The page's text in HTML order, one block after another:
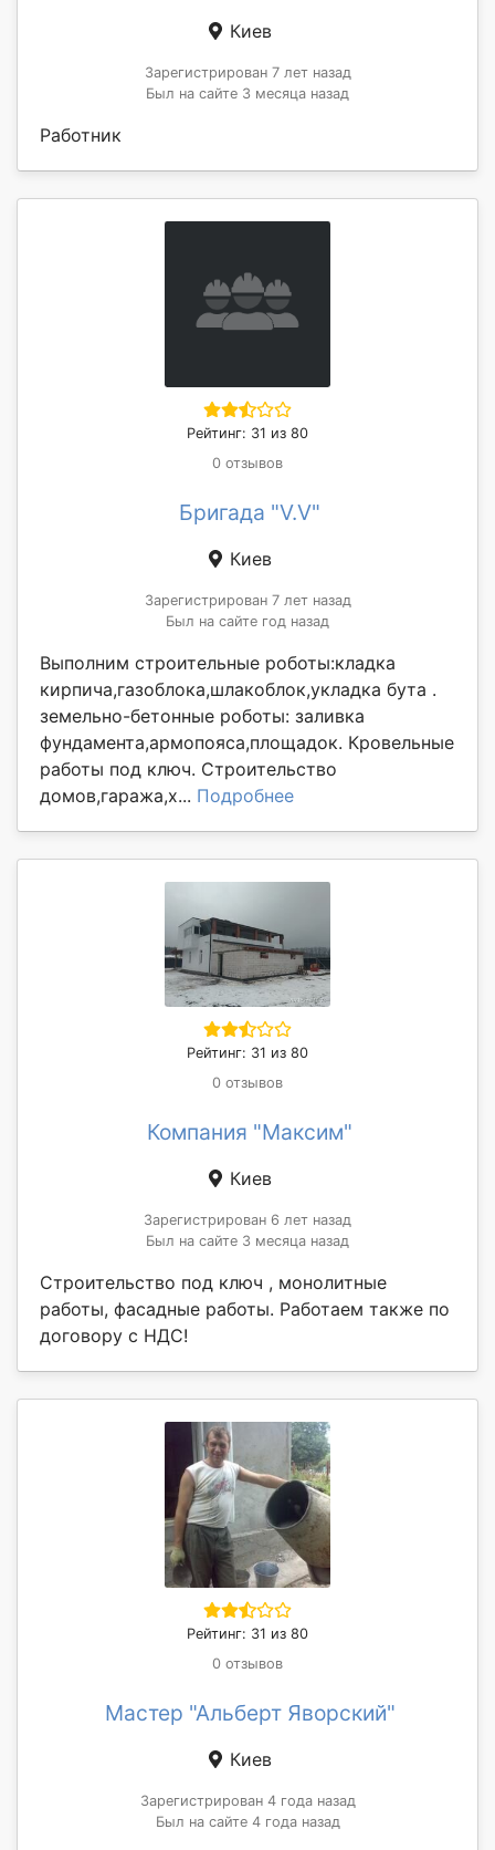
Киев
Зарегистрирован 7 лет назад
Был на сайте 3 месяца назад
Работник
Рейтинг: 31 из 80
0 отзывов
Бригада "V.V"
Киев
Зарегистрирован 7 лет назад
Был на сайте год назад
Выполним строительные роботы:кладка
кирпича,газоблока,шлакоблок,укладка бута .
земельно-бетонные роботы: заливка
фундамента,армопояса,площадок. Кровельные
работы под ключ. Строительство
домов,гаража,х... Подробнее
Рейтинг: 31 из 80
0 отзывов
Компания "Максим"
Киев
Зарегистрирован 6 лет назад
Был на сайте 3 месяца назад
Строительство под ключ , монолитные
работы, фасадные работы. Работаем также по
договору с НДС!
Рейтинг: 31 из 80
0 отзывов
Мастер "Альберт Яворский"
Киев
Зарегистрирован 4 года назад
Был на сайте 4 года назад